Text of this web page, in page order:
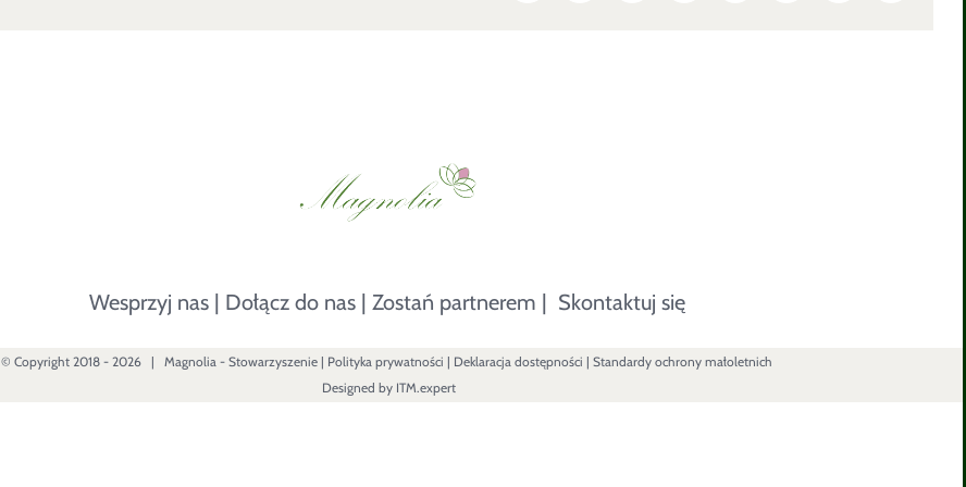
Wesprzyj nas| Dołącz do nas| Zostań partnerem | Skontaktuj się
© Copyright 2018 - 2026 | Magnolia - Stowarzyszenie | Polityka prywatności | Deklaracja dostępności | Standardy ochrony małoletnich
Designed by ITM.expert